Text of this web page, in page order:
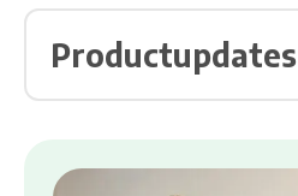
Productupdates